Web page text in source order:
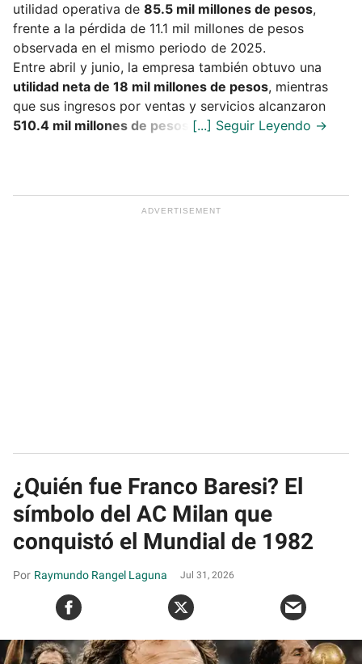
utilidad operativa de 85.5 mil millones de pesos,
frente a la pérdida de 11.1 mil millones de pesos
observada en el mismo periodo de 2025.
Entre abril y junio, la empresa también obtuvo una
utilidad neta de 18 mil millones de pesos, mientras
que sus ingresos por ventas y servicios alcanzaron
510.4 mil millones de pesos
¿Quién fue Franco Baresi? El
símbolo del AC Milan que
conquistó el Mundial de 1982
Raymundo Rangel Laguna Jul 31, 2026